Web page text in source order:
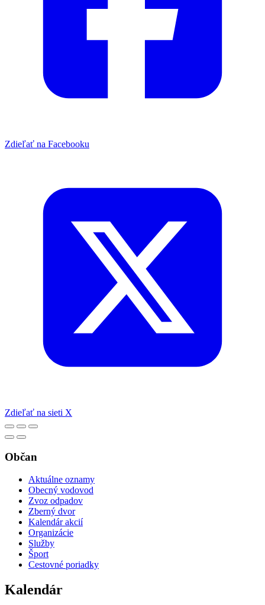
Zdieľať na Facebooku
Zdieľať na sieti X
Občan
Aktuálne oznamy
Obecný vodovod
Zvoz odpadov
Zberný dvor
Kalendár akcií
Organizácie
Služby
Šport
Cestovné poriadky
Kalendár